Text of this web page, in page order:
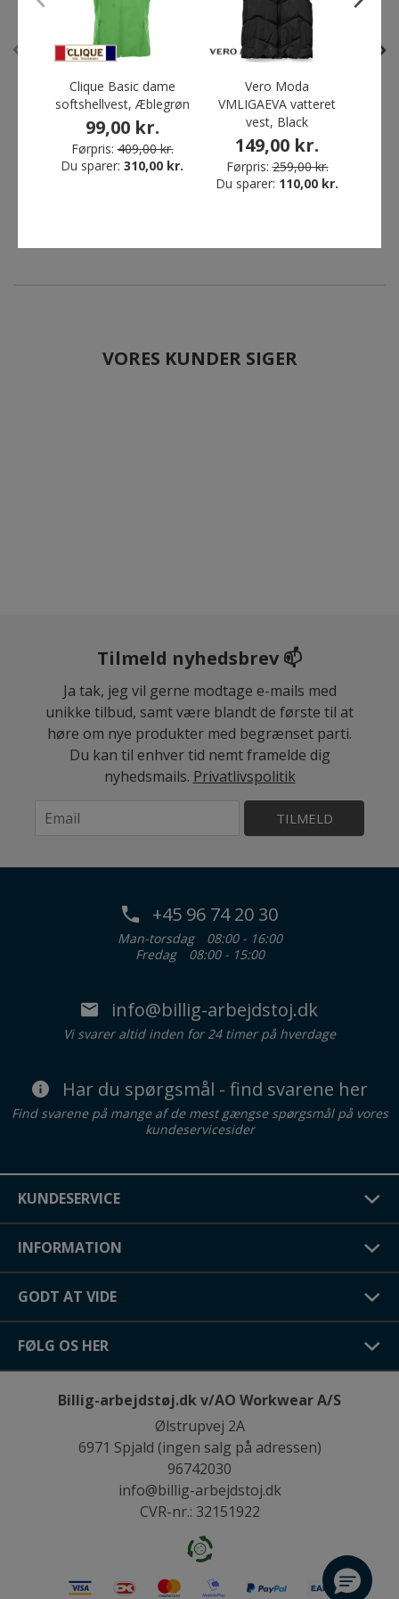
Spar 72%
GEYSER vatteret
damejakke, Navy
249,00 kr.
Spar 86%
Tee Jays Luxury Stretch
dame polo T-shirt, Grape
39,00 kr.
Førpris:
269,00 kr.
Clique Basic dame
softshellvest, Æblegrøn
99,00 kr.
Førpris: 409,00 kr.
Du sparer: 310,00 kr.
Vero Moda
VMLIGAEVA vatteret
vest, Black
149,00 kr.
Førpris: 259,00 kr.
Du sparer: 110,00 kr.
VORES KUNDER SIGER
Tilmeld nyhedsbrev 📫
Ja tak, jeg vil gerne modtage e-mails med
unikke tilbud, samt være blandt de første til at
høre om nye produkter med begrænset parti.
Du kan til enhver tid nemt framelde dig
nyhedsmails. Privatlivspolitik
TILMELD
+45 96 74 20 30
Man-torsdag
08:00 - 16:00
Fredag
08:00 - 15:00
info@billig-arbejdstoj.dk
Vi svarer altid inden for 24 timer på hverdage
Har du spørgsmål - find svarene her
Find svarene på mange af de mest gængse spørgsmål på vores
kundeservicesider
KUNDESERVICE
INFORMATION
GODT AT VIDE
FØLG OS HER
Billig-arbejdstøj.dk v/AO Workwear A/S
Ølstrupvej 2A
6971 Spjald (ingen salg på adressen)
96742030
info@billig-arbejdstoj.dk
CVR-nr.: 32151922